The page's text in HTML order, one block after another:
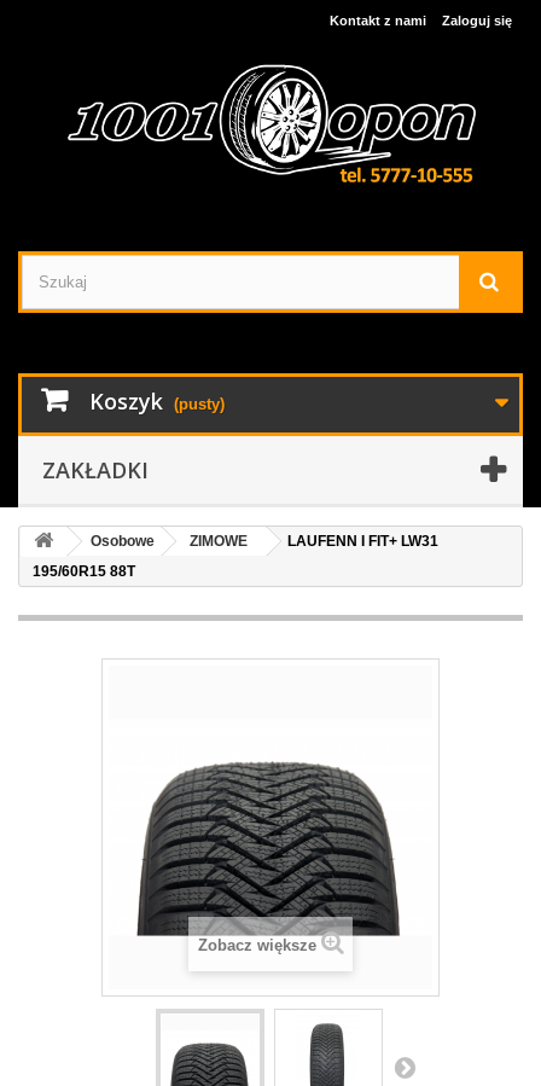
Zaloguj się
Kontakt z nami
Koszyk (pusty)
ZAKŁADKI
Osobowe ZIMOWE
LAUFENN I FIT+ LW31
195/60R15 88T
Zobacz większe